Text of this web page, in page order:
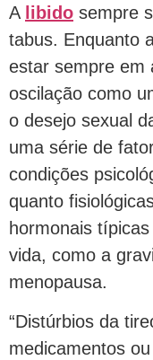
A libido sempre
tabus. Enquanto
estar sempre em
oscilação como
o desejo sexual
uma série de
condições
quanto
hormonais
vida, como a
menopausa.
“Distúrbios da
medicamentos